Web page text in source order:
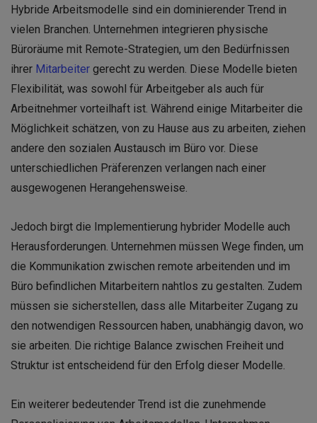
Hybride Arbeitsmodelle sind ein dominierender Trend in
vielen Branchen. Unternehmen integrieren physische
Büroräume mit Remote-Strategien, um den Bedürfnissen
ihrer Mitarbeiter gerecht zu werden. Diese Modelle bieten
Flexibilität, was sowohl für Arbeitgeber als auch für
Arbeitnehmer vorteilhaft ist. Während einige Mitarbeiter die
Möglichkeit schätzen, von zu Hause aus zu arbeiten, ziehen
andere den sozialen Austausch im Büro vor. Diese
unterschiedlichen Präferenzen verlangen nach einer
ausgewogenen Herangehensweise.
Jedoch birgt die Implementierung hybrider Modelle auch
Herausforderungen. Unternehmen müssen Wege finden, um
die Kommunikation zwischen remote arbeitenden und im
Büro befindlichen Mitarbeitern nahtlos zu gestalten. Zudem
müssen sie sicherstellen, dass alle Mitarbeiter Zugang zu
den notwendigen Ressourcen haben, unabhängig davon, wo
sie arbeiten. Die richtige Balance zwischen Freiheit und
Struktur ist entscheidend für den Erfolg dieser Modelle.
Ein weiterer bedeutender Trend ist die zunehmende